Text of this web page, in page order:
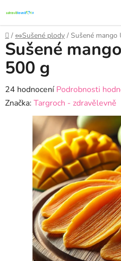
na
obsah
Domů
/ 🥜Sušené plody / Sušené mango
Sušené
500 g
Průměrné
hodnocení
produktu
hvězdiček.
24 hodnocení Podrobnosti
Značka: Targroch - zdravělevně